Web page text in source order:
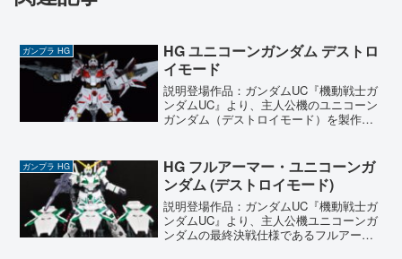
ガンプラ HG
HG ユニコーンガンダム デストロ
イモード
説明登場作品：ガンダムUC『機動戦士ガ
ンダムUC』より、主人公機のユニコーン
ガンダム（デストロイモード）を製作し
ようと決めて取りかかりました。 キット
自体のパーツ数は...
ガンプラ HG
HG フルアーマー・ユニコーンガ
ンダム (デストロイモード)
説明登場作品：ガンダムUC『機動戦士ガ
ンダムUC』より、主人公機ユニコーンガ
ンダムの最終決戦仕様であるフルアーマ